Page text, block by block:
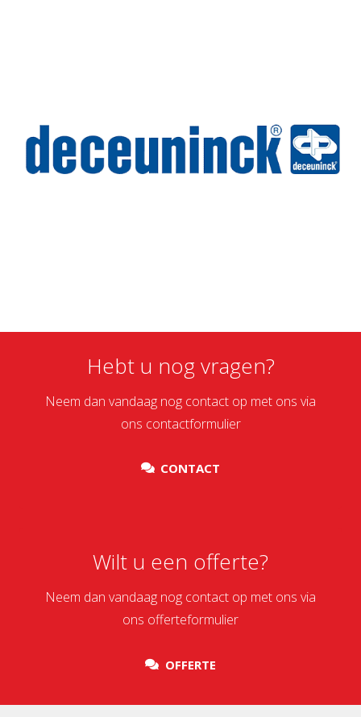
Wilms
Hebt u nog vragen?
Neem dan vandaag nog contact op met ons via
ons contactformulier
CONTACT
Wilt u een offerte?
Neem dan vandaag nog contact op met ons via
ons offerteformulier
OFFERTE